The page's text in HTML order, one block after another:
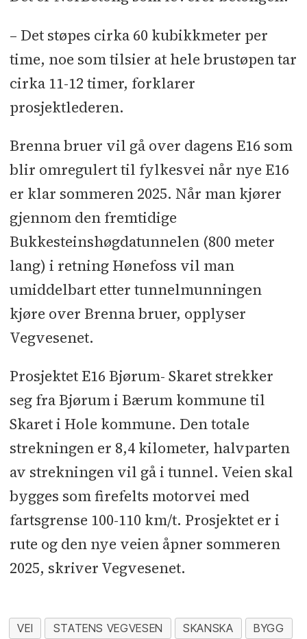
– Det støpes cirka 60 kubikkmeter per
time, noe som tilsier at hele brustøpen tar
cirka 11-12 timer, forklarer
prosjektlederen.
Brenna bruer vil gå over dagens E16 som
blir omregulert til fylkesvei når nye E16
er klar sommeren 2025. Når man kjører
gjennom den fremtidige
Bukkesteinshøgdatunnelen (800 meter
lang) i retning Hønefoss vil man
umiddelbart etter tunnelmunningen
kjøre over Brenna bruer, opplyser
Vegvesenet.
Prosjektet E16 Bjørum- Skaret strekker
seg fra Bjørum i Bærum kommune til
Skaret i Hole kommune. Den totale
strekningen er 8,4 kilometer, halvparten
av strekningen vil gå i tunnel. Veien skal
bygges som firefelts motorvei med
fartsgrense 100-110 km/t. Prosjektet er i
rute og den nye veien åpner sommeren
2025, skriver Vegvesenet.
VEI STATENS VEGVESEN SKANSKA BYGG